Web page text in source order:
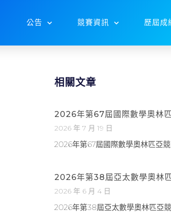
公告 競賽資訊 歷屆成
相關文章
2026年第67屆國際數學奧林
2026 年 7 月 19 日
2026年第67屆國際數學奧林匹亞
2026年第38屆亞太數學奧林
2026 年 6 月 4 日
2026年第38屆亞太數學奧林匹亞競